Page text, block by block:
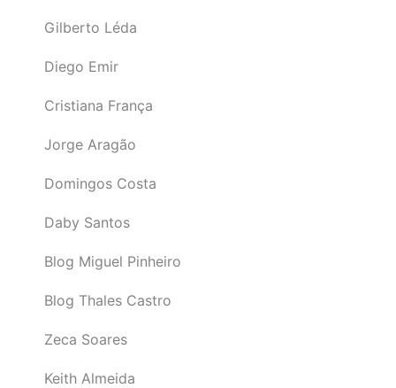
Gilberto Léda
Diego Emir
Cristiana França
Jorge Aragão
Domingos Costa
Daby Santos
Blog Miguel Pinheiro
Blog Thales Castro
Zeca Soares
Keith Almeida